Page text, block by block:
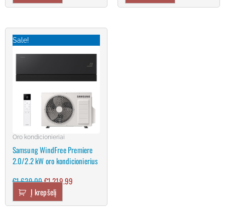
Sale!
Oro kondicionieriai
Samsung WindFree Premiere
2.0/2.2 kW oro kondicionierius
€1,629.00
Original
was:
€1,219.99
Current
is:
€1,219.99.
Į krepšelį